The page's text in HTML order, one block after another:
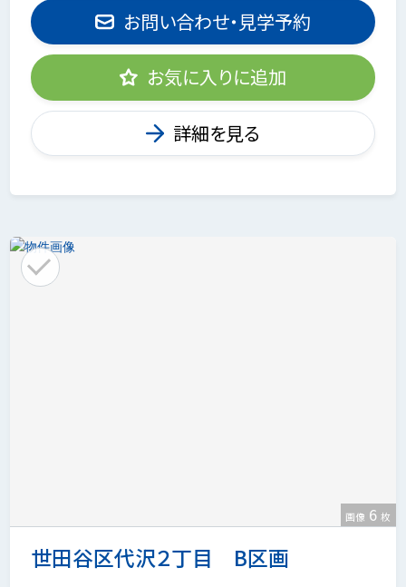
お問い合わせ・見学予約
お気に入りに追加
詳細を見る
世田谷区代沢２丁目 B区画
画像 6 枚